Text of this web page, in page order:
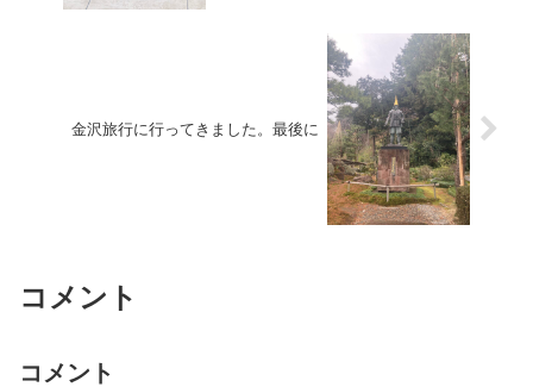
金沢旅行に行ってきました。最後に
コメント
コメント